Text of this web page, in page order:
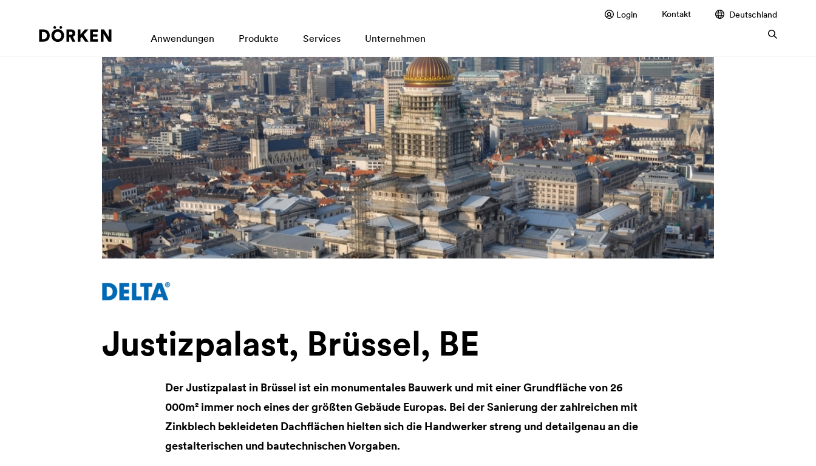
Login Kontakt Deutschland
Anwendungen Produkte Services Unternehmen
Justizpalast, Brüssel, BE
Der Justizpalast in Brüssel ist ein monumentales Bauwerk und mit einer Grundfläche von 26
000m² immer noch eines der größten Gebäude Europas. Bei der Sanierung der zahlreichen mit
Zinkblech bekleideten Dachflächen hielten sich die Handwerker streng und detailgenau an die
gestalterischen und bautechnischen Vorgaben.